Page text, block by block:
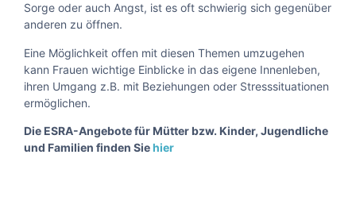
Sorge oder auch Angst, ist es oft schwierig sich gegenüber
anderen zu öffnen.
Eine Möglichkeit offen mit diesen Themen umzugehen
kann Frauen wichtige Einblicke in das eigene Innenleben,
ihren Umgang z.B. mit Beziehungen oder Stresssituationen
ermöglichen.
Die ESRA-Angebote für Mütter bzw. Kinder, Jugendliche
und Familien finden Siehier